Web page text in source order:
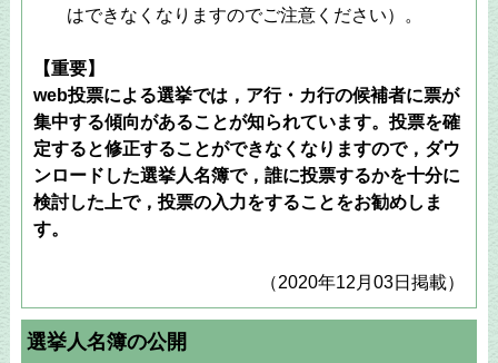
はできなくなりますのでご注意ください）。
【重要】
web投票による選挙では，ア行・カ行の候補者に票が
集中する傾向があることが知られています。投票を確
定すると修正することができなくなりますので，ダウ
ンロードした選挙人名簿で，誰に投票するかを十分に
検討した上で，投票の入力をすることをお勧めしま
す。
（2020年12月03日掲載）
選挙人名簿の公開